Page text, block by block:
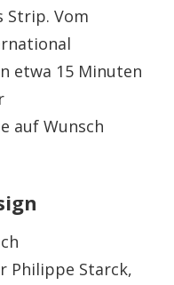
Strip. Vom
etwa 15 Minuten
auf Wunsch
Philippe Starck,